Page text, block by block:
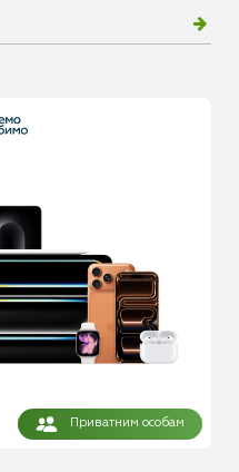
Приватним особам